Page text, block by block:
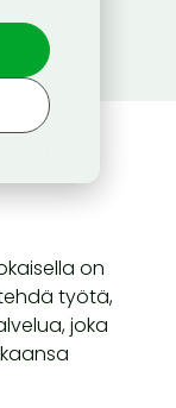
on
työtä,
joka